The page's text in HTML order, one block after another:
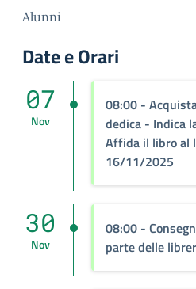
Alunni
Date e Orari
08:00 -
dedica - Indica
Affida il libro al
16/11/2025
07
Nov
08:00 -
parte delle
30
Nov